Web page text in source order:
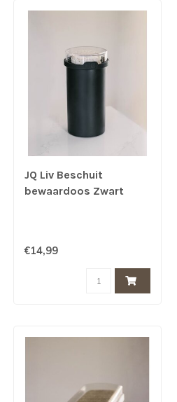
JQ Liv Beschuit
bewaardoos Zwart
€14,99